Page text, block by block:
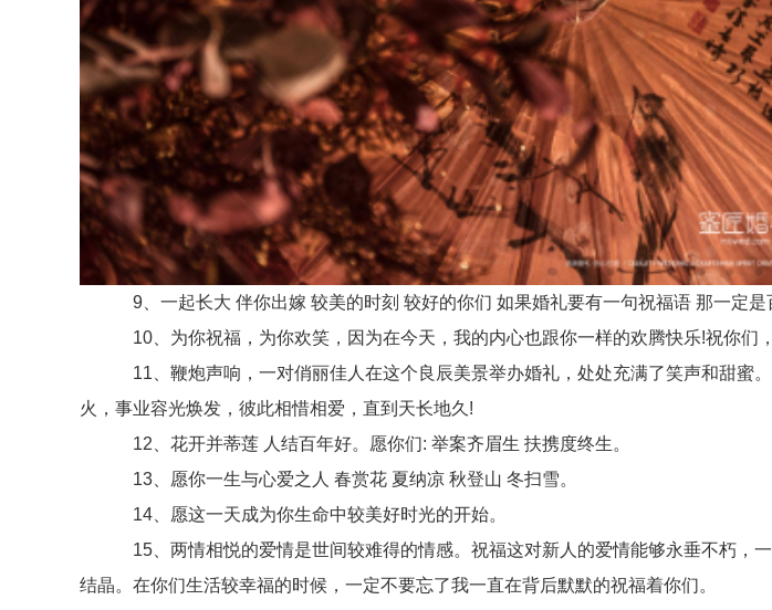
9、一起长大 伴你出嫁 较美的时刻 较好的你们 如果婚礼要有一句祝福语 那一定是
10、为你祝福，为你欢笑，因为在今天，我的内心也跟你一样的欢腾快乐!祝你们
11、鞭炮声响，一对俏丽佳人在这个良辰美景举办婚礼，处处充满了笑声和甜蜜
火，事业容光焕发，彼此相惜相爱，直到天长地久!
12、花开并蒂莲 人结百年好。愿你们: 举案齐眉生 扶携度终生。
13、愿你一生与心爱之人 春赏花 夏纳凉 秋登山 冬扫雪。
14、愿这一天成为你生命中较美好时光的开始。
15、两情相悦的爱情是世间较难得的情感。祝福这对新人的爱情能够永垂不朽，
结晶。在你们生活较幸福的时候，一定不要忘了我一直在背后默默的祝福着你们。